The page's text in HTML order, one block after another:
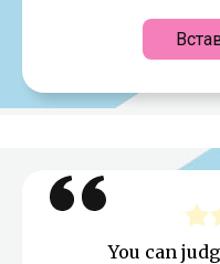
You can